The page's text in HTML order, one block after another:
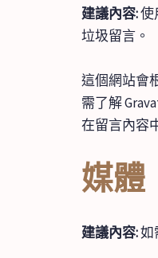
建議內容:使
垃圾留言。
這個網站會
需了解
在留言內容
媒體
建議內容:如